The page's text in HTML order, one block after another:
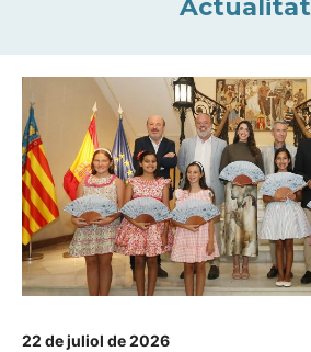
Actualitat
22 de juliol de 2026